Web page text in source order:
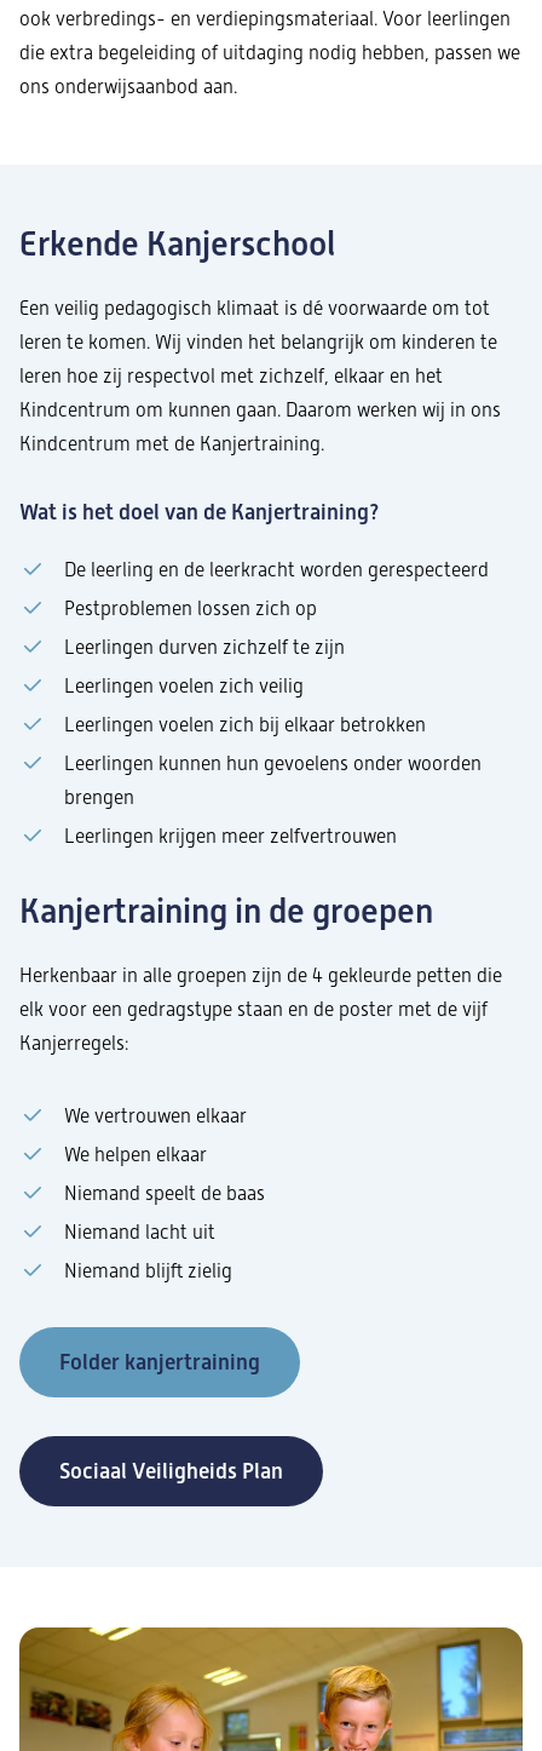
ook verbredings- en verdiepingsmateriaal. Voor leerlingen
die extra begeleiding of uitdaging nodig hebben, passen we
ons onderwijsaanbod aan.
Erkende Kanjerschool
Een veilig pedagogisch klimaat is dé voorwaarde om tot
leren te komen. Wij vinden het belangrijk om kinderen te
leren hoe zij respectvol met zichzelf, elkaar en het
Kindcentrum om kunnen gaan. Daarom werken wij in ons
Kindcentrum met de Kanjertraining.
Wat is het doel van de Kanjertraining?
De leerling en de leerkracht worden gerespecteerd
Pestproblemen lossen zich op
Leerlingen durven zichzelf te zijn
Leerlingen voelen zich veilig
Leerlingen voelen zich bij elkaar betrokken
Leerlingen kunnen hun gevoelens onder woorden
brengen
Leerlingen krijgen meer zelfvertrouwen
Kanjertraining in de groepen
Herkenbaar in alle groepen zijn de 4 gekleurde petten die
elk voor een gedragstype staan en de poster met de vijf
Kanjerregels:
We vertrouwen elkaar
We helpen elkaar
Niemand speelt de baas
Niemand lacht uit
Niemand blijft zielig
Folder kanjertraining
Sociaal Veiligheids Plan